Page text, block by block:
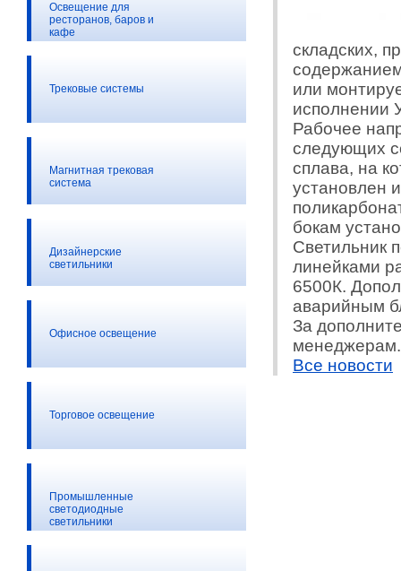
складских,
или
исполнении
Рабочее
следующих
сплава, на
установлен
бокам
Светильник
линейками
6500К.
аварийным
За
менеджерам.
Все новости
Освещение для
ресторанов, баров и
кафе
Трековые системы
Магнитная трековая
система
Дизайнерские
светильники
Офисное освещение
Торговое освещение
Промышленные
светодиодные
светильники